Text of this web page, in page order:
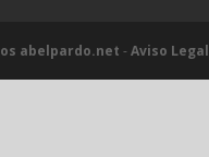
abelpardo.net -Aviso Legal